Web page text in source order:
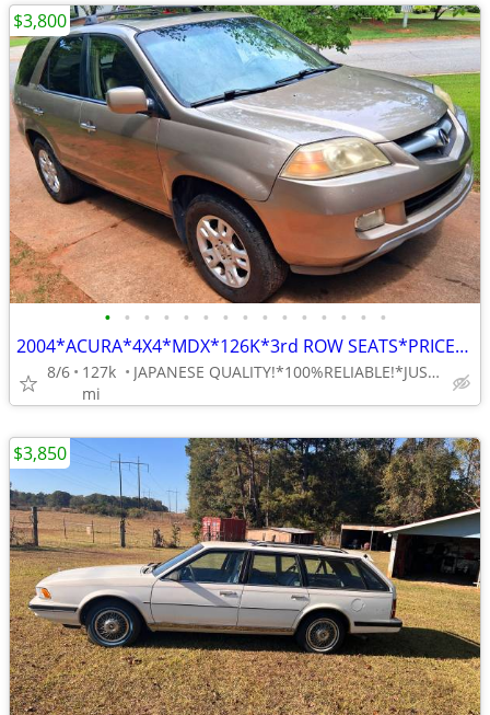
• • • • • • • • • • • • • • •
2004*ACURA*4X4*MDX*126K*3rd ROW SEATS*PRICED TO SELL FAST!!!ONLY $3800
8/6
127k
mi
JAPANESE QUALITY!*100%RELIABLE!*JUST S. OF CARROLLTON
$3,800
$3,850